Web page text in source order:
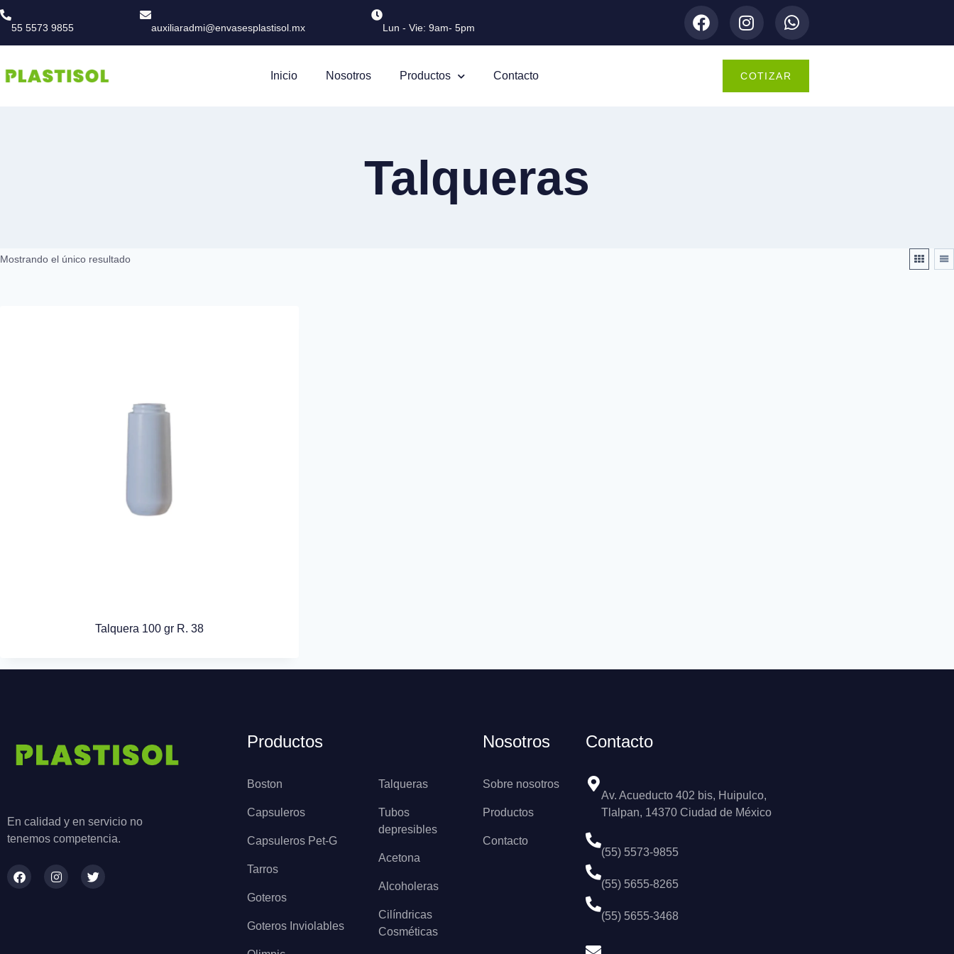
55 5573 9855 auxiliaradmi@envasesplastisol.mx Lun - Vie: 9am- 5pm
Inicio Nosotros Productos Contacto COTIZAR
Talqueras
Mostrando el único resultado
Talquera 100 gr R. 38
En calidad y en servicio no
tenemos competencia.
Productos
Boston
Capsuleros
Capsuleros Pet-G
Tarros
Goteros
Goteros Inviolables
Talqueras
Tubos
depresibles
Acetona
Alcoholeras
Cilíndricas
Cosméticas
Nosotros
Sobre nosotros
Productos
Contacto
Contacto
Av. Acueducto 402 bis, Huipulco,
Tlalpan, 14370 Ciudad de México
(55) 5573-9855
(55) 5655-8265
(55) 5655-3468